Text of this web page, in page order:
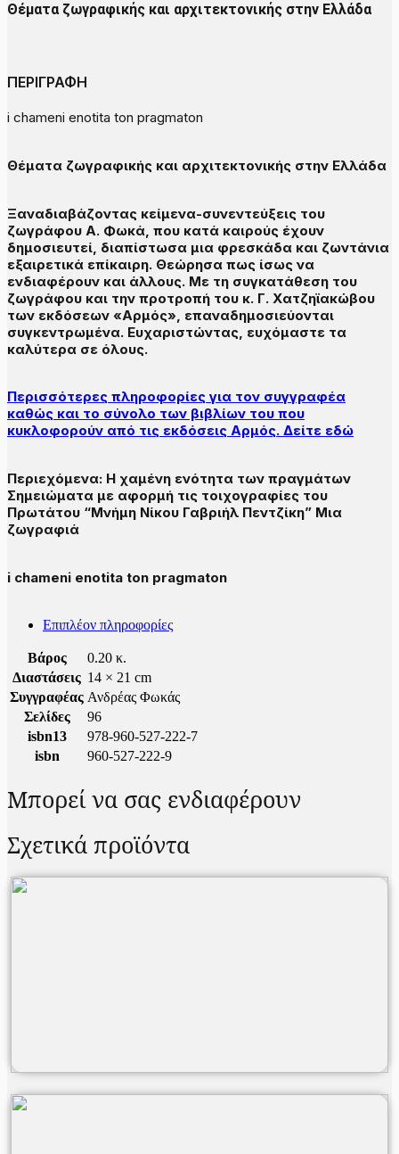
Θέματα ζωγραφικής και αρχιτεκτονικής στην Ελλάδα
ΠΕΡΙΓΡΑΦΗ
i chameni enotita ton pragmaton
Θέματα ζωγραφικής και αρχιτεκτονικής στην Ελλάδα
Ξαναδιαβάζοντας κείμενα-συνεντεύξεις του
ζωγράφου Α. Φωκά, που κατά καιρούς έχουν
δημοσιευτεί, διαπίστωσα μια φρεσκάδα και ζωντάνια
εξαιρετικά επίκαιρη. Θεώρησα πως ίσως να
ενδιαφέρουν και άλλους. Με τη συγκατάθεση του
ζωγράφου και την προτροπή του κ. Γ. Χατζηϊακώβου
των εκδόσεων «Αρμός», επαναδημοσιεύονται
συγκεντρωμένα. Ευχαριστώντας, ευχόμαστε τα
καλύτερα σε όλους.
Περισσότερες πληροφορίες για τον συγγραφέα
καθώς και το σύνολο των βιβλίων του που
κυκλοφορούν από τις εκδόσεις Αρμός. Δείτε εδώ
Περιεχόμενα: Η χαμένη ενότητα των πραγμάτων
Σημειώματα με αφορμή τις τοιχογραφίες του
Πρωτάτου “Μνήμη Νίκου Γαβριήλ Πεντζίκη” Μια
ζωγραφιά
i chameni enotita ton pragmaton
Επιπλέον πληροφορίες
Βάρος
0.20 κ.
Διαστάσεις 14 × 21 cm
Συγγραφέας Ανδρέας Φωκάς
Σελίδες
96
isbn13
978-960-527-222-7
isbn
960-527-222-9
Μπορεί να σας ενδιαφέρουν
Σχετικά προϊόντα